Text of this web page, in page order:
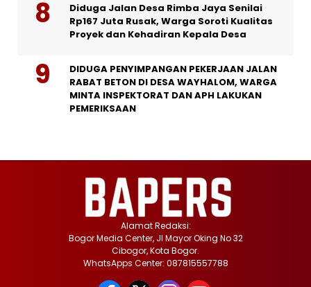
Diduga Jalan Desa Rimba Jaya Senilai
Rp167 Juta Rusak, Warga Soroti Kualitas
Proyek dan Kehadiran Kepala Desa
DIDUGA PENYIMPANGAN PEKERJAAN JALAN
RABAT BETON DI DESA WAYHALOM, WARGA
MINTA INSPEKTORAT DAN APH LAKUKAN
PEMERIKSAAN
Alamat Redaksi:
Bogor Media Center, Jl Mayor Oking No 32
Cibogor, Kota Bogor.
WhatsApps Center: 087815557788